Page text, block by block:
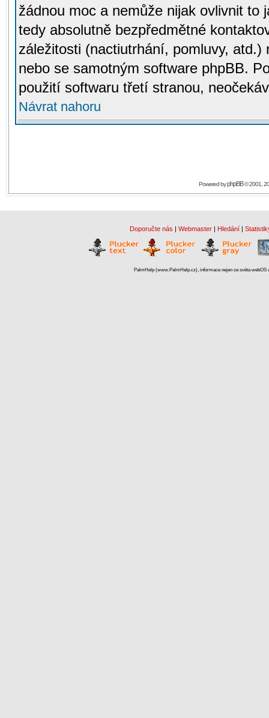
žádnou moc a nemůže nijak ovlivnit to
tedy absolutně bezpředmětné
záležitosti (nactiutrhání, pomluvy,
nebo se samotným software phpBB.
použití softwaru třetí stranou,
Návrat nahoru
Powered byphpBB© 2001,
Doporučte nás | Webmaster | Hledání |
PalmHelp (www.PalmHelp.cz), informace nejen ze světa